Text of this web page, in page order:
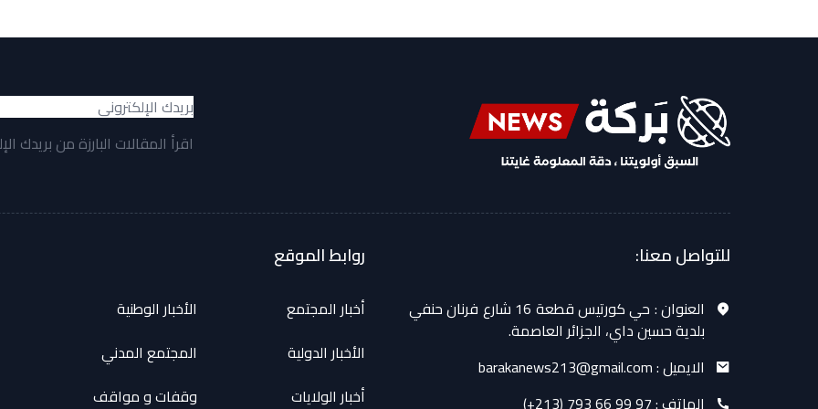
اقرأ المقالات البارزة من بريدك
للتواصل معنا:
العنوان :
حي كورتيس قطعة 16 شارع فرنان حنفي
بلدية حسين داي، الجزائر العاصمة.
الايميل :barakanews213@gmail.com
الهاتف :(+213) 793 66 99 97
روابط الموقع
أخبار المجتمع
الأخبار الوطنية
الأخبار الدولية
المجتمع المدني
أخبار الولايات
وقفات و مواقف